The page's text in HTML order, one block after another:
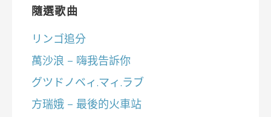
隨選歌曲
リンゴ追分
萬沙浪 – 嗨我告訴你
グツドノベィ.マィ.ラブ
方瑞娥 – 最後的火車站